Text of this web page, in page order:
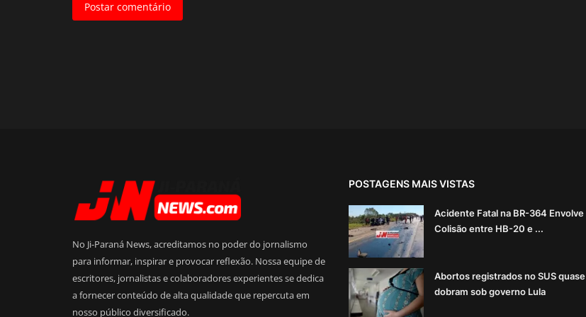
Postar comentário
No Ji-Paraná News, acreditamos no poder do jornalismo
para informar, inspirar e provocar reflexão. Nossa equipe de
escritores, jornalistas e colaboradores experientes se dedica
a fornecer conteúdo de alta qualidade que repercuta em
nosso público diversificado.
POSTAGENS MAIS VISTAS
Acidente Fatal na BR-364 Envolve
Colisão entre HB-20 e ...
Abortos registrados no SUS quase
dobram sob governo Lula